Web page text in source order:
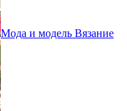
Мода и модель Вязание